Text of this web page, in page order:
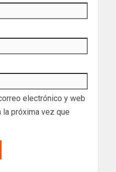
electrónico y web
la próxima vez que